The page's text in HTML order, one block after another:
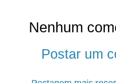
Nenhum
Postar um